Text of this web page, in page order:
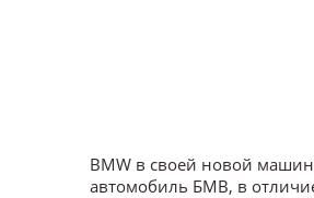
BMW в своей новой
автомобиль БМВ, в